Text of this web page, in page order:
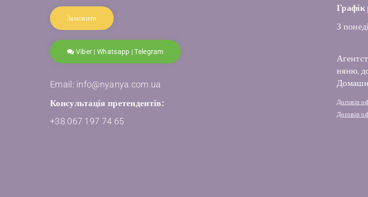
Замовити
Viber | Whatsapp | Telegram
Email: info@nyanya.com.ua
Консультація претендентів:
+38 067 197 74 65
Графік
З
няню,
Договір
Договір